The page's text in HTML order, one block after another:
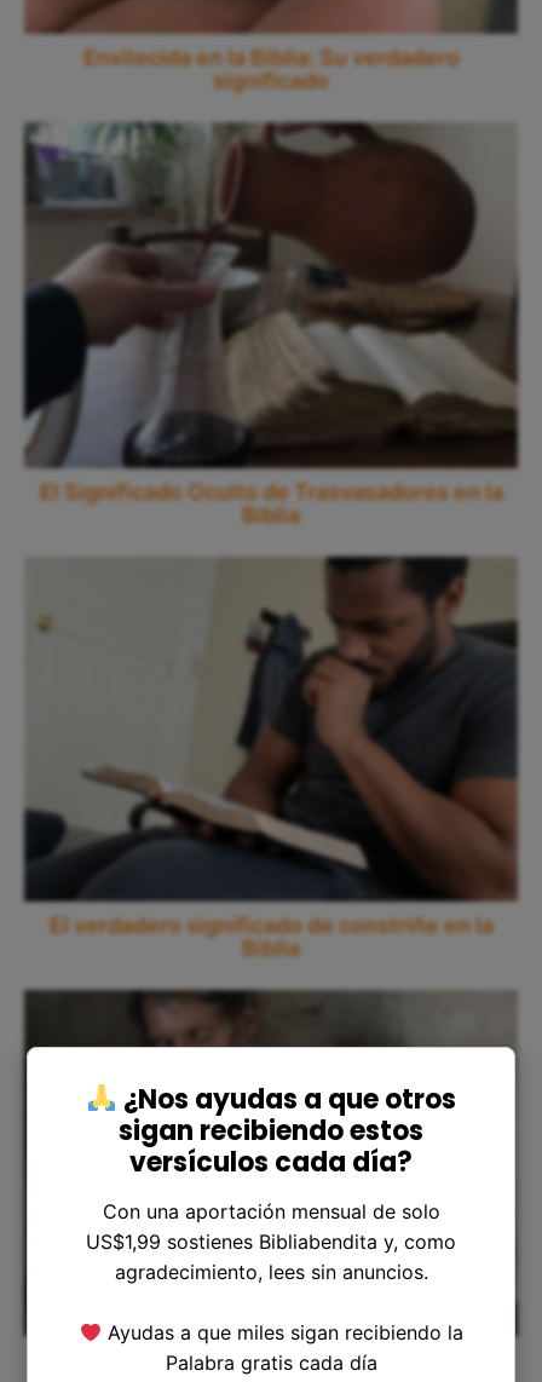
Envilecida en la Biblia: Su verdadero
significado
El Significado Oculto de Trasvasadores en la
Biblia
El verdadero significado de constriñe en la
Biblia
El aterrador significado de la tisis en la Biblia
¿Nos ayudas a que otros
sigan recibiendo estos
versículos cada día?
Con una aportación mensual de solo
US$1,99 sostienes Bibliabendita y, como
agradecimiento, lees sin anuncios.
Ayudas a que miles sigan recibiendo la
Palabra gratis cada día